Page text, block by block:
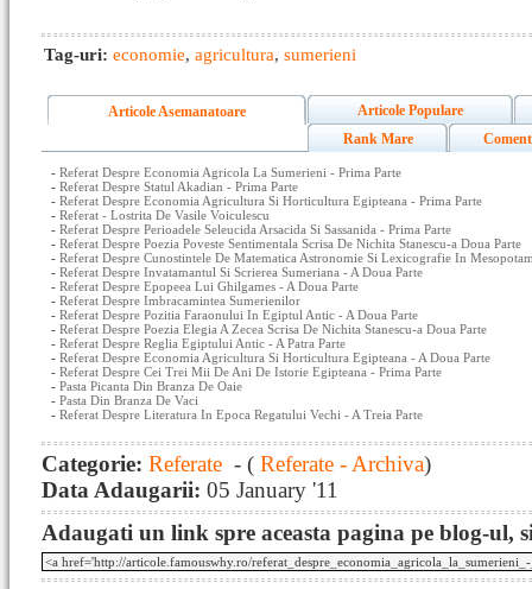
Tag-uri: economie, agricultura, sumerieni
Articole Asemanatoare
Articole Populare
Rank Mare
- Referat Despre Economia Agricola La Sumerieni - Prima Parte
- Referat Despre Statul Akadian - Prima Parte
- Referat Despre Economia Agricultura Si Horticultura Egipteana - Prima Parte
- Referat - Lostrita De Vasile Voiculescu
- Referat Despre Perioadele Seleucida Arsacida Si Sassanida - Prima Parte
- Referat Despre Poezia Poveste Sentimentala Scrisa De Nichita Stanescu-a Doua Parte
- Referat Despre Cunostintele De Matematica Astronomie Si Lexicografie In
- Referat Despre Invatamantul Si Scrierea Sumeriana - A Doua Parte
- Referat Despre Epopeea Lui Ghilgames - A Doua Parte
- Referat Despre Imbracamintea Sumerienilor
- Referat Despre Pozitia Faraonului In Egiptul Antic - A Doua Parte
- Referat Despre Poezia Elegia A Zecea Scrisa De Nichita Stanescu-a Doua Parte
- Referat Despre Reglia Egiptului Antic - A Patra Parte
- Referat Despre Economia Agricultura Si Horticultura Egipteana - A Doua Parte
- Referat Despre Cei Trei Mii De Ani De Istorie Egipteana - Prima Parte
- Pasta Picanta Din Branza De Oaie
- Pasta Din Branza De Vaci
- Referat Despre Literatura In Epoca Regatului Vechi - A Treia Parte
Categorie: Referate - ( Referate - Archiva)
Data Adaugarii: 05 January '11
Adaugati un link spre aceasta pagina pe blog-ul,